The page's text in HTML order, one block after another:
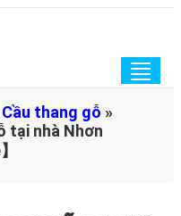
Cầu thang gỗ »
tại nhà Nhơn